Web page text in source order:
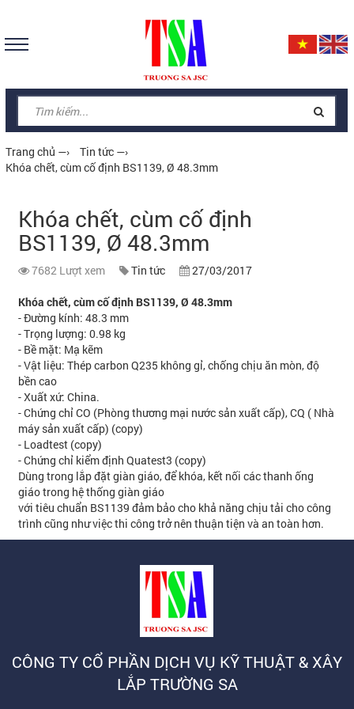
Trang chủ —› Tin tức —›
Khóa chết, cùm cố định BS1139, Ø 48.3mm
Khóa chết, cùm cố định
BS1139, Ø 48.3mm
7682 Lượt xem Tin tức 27/03/2017
Khóa chết, cùm cố định BS1139, Ø 48.3mm
- Đường kính: 48.3 mm
- Trọng lượng: 0.98 kg
- Bề mặt: Mạ kẽm
- Vật liệu: Thép carbon Q235 không gỉ, chống chịu ăn mòn, độ
bền cao
- Xuất xứ: China.
- Chứng chỉ CO (Phòng thương mại nước sản xuất cấp), CQ ( Nhà
máy sản xuất cấp) (copy)
- Loadtest (copy)
- Chứng chỉ kiểm định Quatest3 (copy)
Dùng trong lắp đặt giàn giáo, để khóa, kết nối các thanh ống
giáo trong hệ thống giàn giáo
với tiêu chuẩn BS1139 đảm bảo cho khả năng chịu tải cho công
trình cũng như việc thi công trở nên thuận tiện và an toàn hơn.
CÔNG TY CỔ PHẦN DỊCH VỤ KỸ THUẬT & XÂY
LẮP TRƯỜNG SA